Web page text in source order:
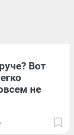
Вот
не